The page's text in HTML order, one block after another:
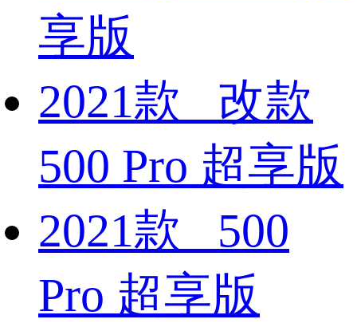
享版
2021款 改款
500 Pro 超享版
2021款 500
Pro 超享版